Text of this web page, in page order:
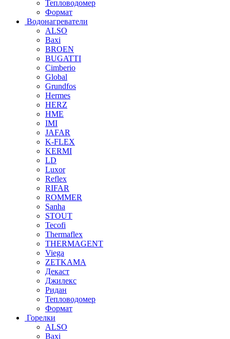
Тепловодомер
Формат
Водонагреватели
ALSO
Baxi
BROEN
BUGATTI
Cimberio
Global
Grundfos
Hermes
HERZ
HME
IMI
JAFAR
K-FLEX
KERMI
LD
Luxor
Reflex
RIFAR
ROMMER
Sanha
STOUT
Tecofi
Thermaflex
THERMAGENT
Viega
ZETKAMA
Декаст
Джилекс
Ридан
Тепловодомер
Формат
Горелки
ALSO
Baxi